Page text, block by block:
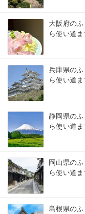
大阪府の
ら使い道ま
兵庫県の
ら使い道ま
静岡県の
ら使い道ま
岡山県の
ら使い道ま
島根県の